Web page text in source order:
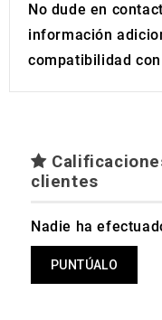
No dude en
información
compatibilidad
clientes
Nadie ha
PUNTÚALO